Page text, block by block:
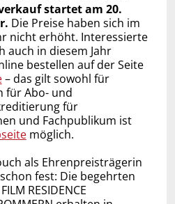
startet am 20.
Die Preise haben sich im
nicht erhöht. Interessierte
auch in diesem Jahr
bestellen auf der Seite
– das gilt sowohl für
für Abo- und
für
und Fachpublikum ist
möglich.
als Ehrenpreisträgerin
fest: Die begehrten
RESIDENCE